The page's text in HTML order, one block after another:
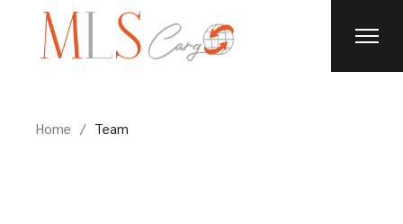
content
Home Team